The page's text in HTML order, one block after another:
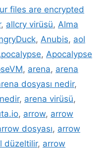
files are encrypted
, allcry virüsü, Alma
, Anubis, aol
, Apocalypse
, arena, arena
dosyası nedir,
, arena virüsü,
, arrow, arrow
dosyası, arrow
düzeltilir, arrow